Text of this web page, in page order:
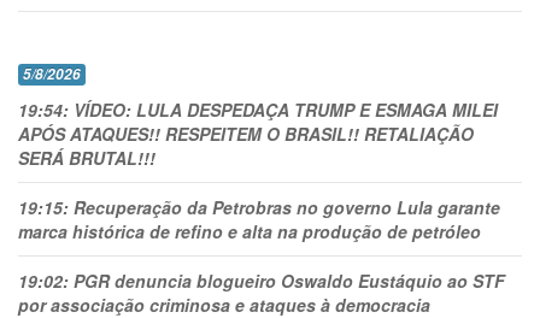
5/8/2026
19:54: VÍDEO: LULA DESPEDAÇA TRUMP E ESMAGA MILEI
APÓS ATAQUES!! RESPEITEM O BRASIL!! RETALIAÇÃO
SERÁ BRUTAL!!!
19:15: Recuperação da Petrobras no governo Lula garante
marca histórica de refino e alta na produção de petróleo
19:02: PGR denuncia blogueiro Oswaldo Eustáquio ao STF
por associação criminosa e ataques à democracia